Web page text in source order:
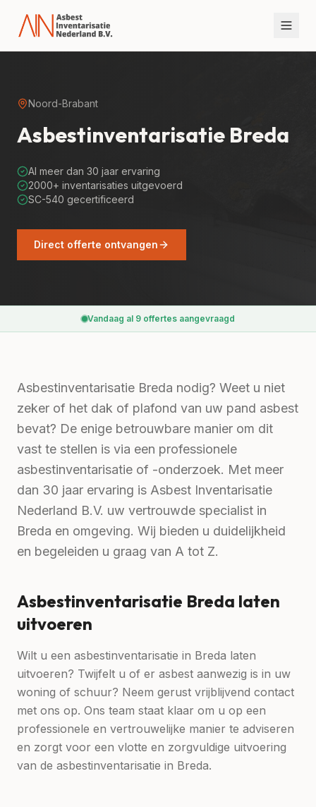
Noord-Brabant
Asbestinventarisatie Breda
Al meer dan 30 jaar ervaring
2000+ inventarisaties uitgevoerd
SC-540 gecertificeerd
Direct offerte ontvangen
Vandaag al 9offertes aangevraagd
Asbestinventarisatie Breda nodig? Weet u niet
zeker of het dak of plafond van uw pand asbest
bevat? De enige betrouwbare manier om dit
vast te stellen is via een professionele
asbestinventarisatie of -onderzoek. Met meer
dan 30 jaar ervaring is Asbest Inventarisatie
Nederland B.V. uw vertrouwde specialist in
Breda en omgeving. Wij bieden u duidelijkheid
en begeleiden u graag van A tot Z.
Asbestinventarisatie Breda laten
uitvoeren
Wilt u een asbestinventarisatie in Breda laten
uitvoeren? Twijfelt u of er asbest aanwezig is in uw
woning of schuur? Neem gerust vrijblijvend contact
met ons op. Ons team staat klaar om u op een
professionele en vertrouwelijke manier te adviseren
en zorgt voor een vlotte en zorgvuldige uitvoering
van de asbestinventarisatie in Breda.